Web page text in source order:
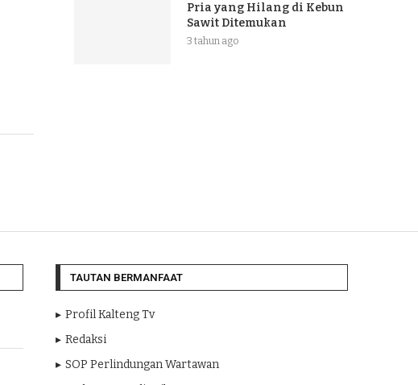
Pria yang Hilang di Kebun
Sawit Ditemukan
3 tahun ago
TAUTAN BERMANFAAT
Profil Kalteng Tv
Redaksi
SOP Perlindungan Wartawan